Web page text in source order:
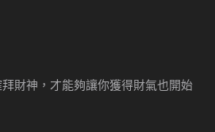
財神，才能夠讓你獲得財氣也開始